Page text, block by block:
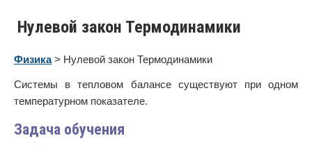
Нулевой закон Термодинамики
Физика> Нулевой закон Термодинамики
Системы в тепловом балансе существуют при одном
температурном показателе.
Задача обучения